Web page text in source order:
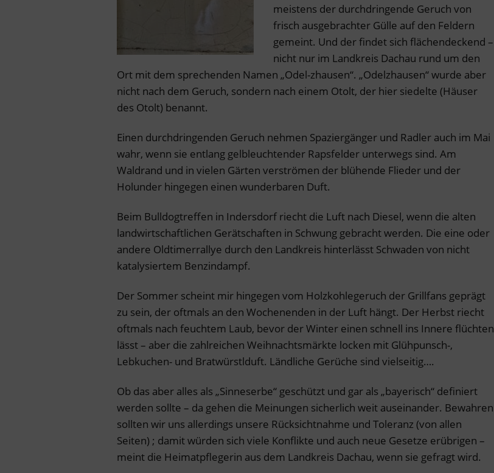
meistens der durchdringende Geruch von
frisch ausgebrachter Gülle auf den Feldern
gemeint. Und der findet sich flächendeckend –
nicht nur im Landkreis Dachau rund um den
Ort mit dem sprechenden Namen „Odel-zhausen“. „Odelzhausen“ wurde aber
nicht nach dem Geruch, sondern nach einem Otolt, der hier siedelte (Häuser
des Otolt) benannt.
Einen durchdringenden Geruch nehmen Spaziergänger und Radler auch im Mai
wahr, wenn sie entlang gelbleuchtender Rapsfelder unterwegs sind. Am
Waldrand und in vielen Gärten verströmen der blühende Flieder und der
Holunder hingegen einen wunderbaren Duft.
Beim Bulldogtreffen in Indersdorf riecht die Luft nach Diesel, wenn die alten
landwirtschaftlichen Gerätschaften in Schwung gebracht werden. Die eine oder
andere Oldtimerrallye durch den Landkreis hinterlässt Schwaden von nicht
katalysiertem Benzindampf.
Der Sommer scheint mir hingegen vom Holzkohlegeruch der Grillfans geprägt
zu sein, der oftmals an den Wochenenden in der Luft hängt. Der Herbst riecht
oftmals nach feuchtem Laub, bevor der Winter einen schnell ins Innere flüchten
lässt – aber die zahlreichen Weihnachtsmärkte locken mit Glühpunsch-,
Lebkuchen- und Bratwürstlduft. Ländliche Gerüche sind vielseitig….
Ob das aber alles als „Sinneserbe“ geschützt und gar als „bayerisch“ definiert
werden sollte – da gehen die Meinungen sicherlich weit auseinander. Bewahren
sollten wir uns allerdings unsere Rücksichtnahme und Toleranz (von allen
Seiten) ; damit würden sich viele Konflikte und auch neue Gesetze erübrigen –
meint die Heimatpflegerin aus dem Landkreis Dachau, wenn sie gefragt wird.